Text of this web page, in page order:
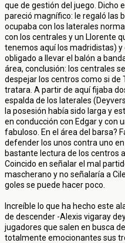
que de gestión del juego. Dicho
pareció magnífico: le regaló las
ocupaba con los laterales
con los centrales y un Llorente
tenemos aquí los madridistas)
obligado a llevar el balón a
área, conclusión: los centrales
despejar los centros como si de
tratara. A partir de aquí fijaba
espalda de los laterales
la posesión había sido larga y
en conducción con Edgar y con
fabuloso. En el área del barsa?
defender los unos contra uno
bastante lectura de los centros
Coincido en señalar el mal
mascherano y no señalaría a
goles se puede hacer poco.
Increíble lo que ha hecho este
de descender -Alexis vigaray
jugadores que salen en busca
totalmente emocionantes sus